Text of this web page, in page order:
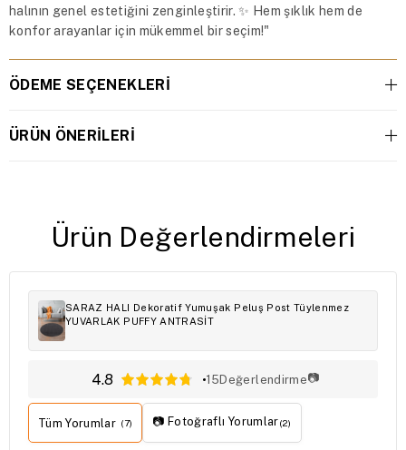
Ürün Değerlendirmeleri
SARAZ HALI Dekoratif Yumuşak Peluş Post Tüylenmez
YUVARLAK PUFFY ANTRASİT
4.8 15 Değerlendirme📷
Tüm Yorumlar (7) 📷 Fotoğraflı Yorumlar(2)
halının genel estetiğini zenginleştirir. ✨ Hem şıklık hem de
konfor arayanlar için mükemmel bir seçim!"
ÖDEME SEÇENEKLERI
ÜRÜN ÖNERILERI